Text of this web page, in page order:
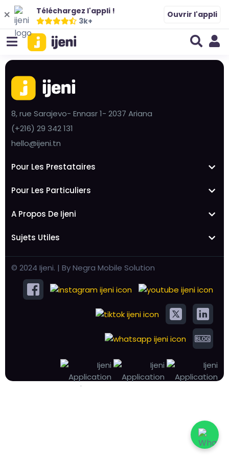
Téléchargez l'appli !
3k+
Ouvrir l'appli
8, rue Sarajevo- Ennasr 1- 2037 Ariana
(+216) 29 342 131
hello@ijeni.tn
Pour Les Prestataires
Pour Les Particuliers
A Propos De Ijeni
Sujets Utiles
© 2024 Ijeni. | By Negra Mobile Solution